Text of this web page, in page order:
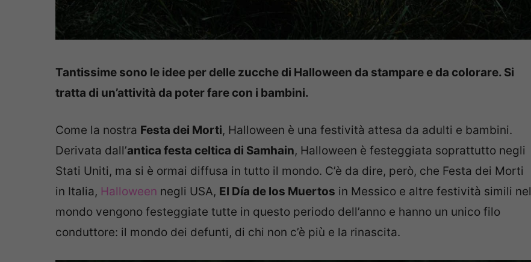
Tantissime sono le idee per delle zucche di Halloween da stampare e da colorare. Si
tratta di un’attività da poter fare con i bambini.
Come la nostra Festa dei Morti, Halloween è una festività attesa da adulti e bambini.
Derivata dall’antica festa celtica di Samhain, Halloween è festeggiata soprattutto negli
Stati Uniti, ma si è ormai diffusa in tutto il mondo. C’è da dire, però, che Festa dei Morti
in Italia, Halloween negli USA, El Día de los Muertos in Messico e altre festività simili nel
mondo vengono festeggiate tutte in questo periodo dell’anno e hanno un unico filo
conduttore: il mondo dei defunti, di chi non c’è più e la rinascita.